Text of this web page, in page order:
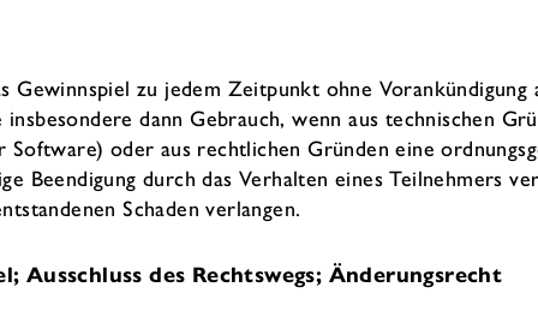
Gewinnspiel zu jedem Zeitpunkt ohne
dann Gebrauch, wenn aus technischen
oder aus rechtlichen Gründen eine
Beendigung durch das Verhalten eines Teilnehmers
Schaden verlangen.
Ausschluss des Rechtswegs; Änderungsrecht